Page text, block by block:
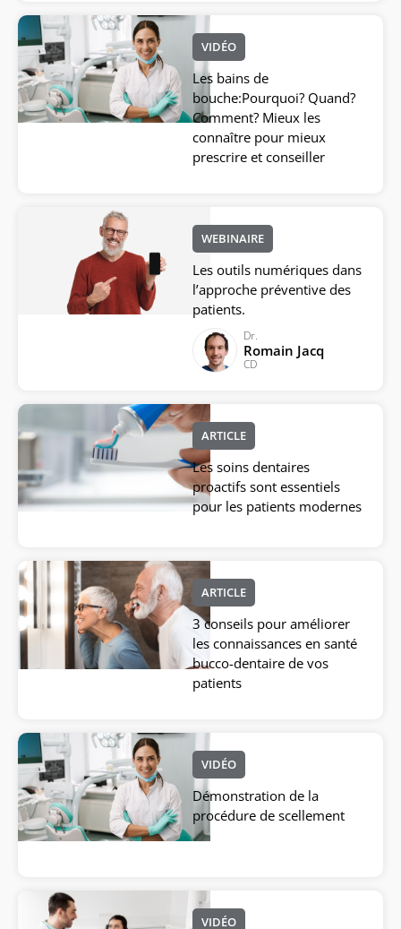
VIDÉO
Les bains de
bouche:Pourquoi? Quand?
Comment? Mieux les
connaître pour mieux
prescrire et conseiller
WEBINAIRE
Les outils numériques dans
l’approche préventive des
patients.
Dr.
Romain Jacq
CD
ARTICLE
Les soins dentaires
proactifs sont essentiels
pour les patients modernes
ARTICLE
3 conseils pour améliorer
les connaissances en santé
bucco-dentaire de vos
patients
VIDÉO
Démonstration de la
procédure de scellement
VIDÉO